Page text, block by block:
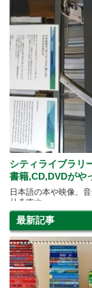
シティライブラリ
書籍,CD,DVDがや
日本語の本や映像、
ります☆
最新記事